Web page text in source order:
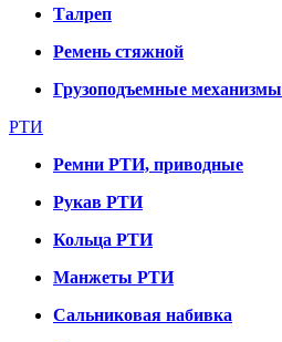
Талреп
Ремень стяжной
Грузоподъемные механизмы
РТИ
Ремни РТИ, приводные
Рукав РТИ
Кольца РТИ
Манжеты РТИ
Сальниковая набивка